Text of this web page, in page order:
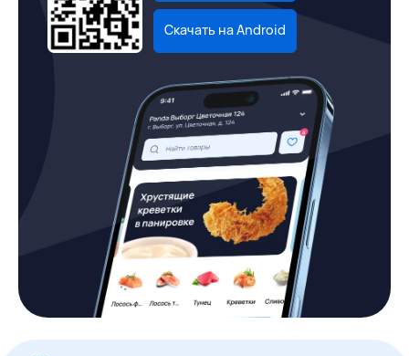
Скачать на Android